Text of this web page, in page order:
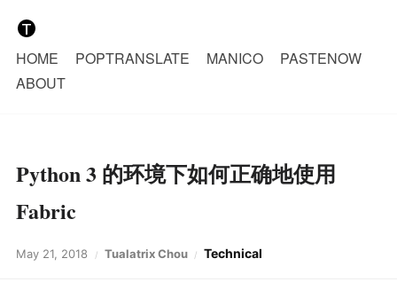
HOME POPTRANSLATE MANICO
PASTENOW
ABOUT
Python 3 的环境下如何正确地使用
Fabric
May 21, 2018 Tualatrix Chou Technical